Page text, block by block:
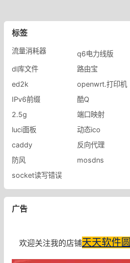
标签
流量消耗器 q6电力线版
dl库文件
路由宝
ed2k
openwrt.打印机
IPv6前缀
酷Q
2.5g
端口映射
luci面板
动态ico
caddy
反向代理
防风
mosdns
socket读写错误
广告
欢迎关注我的店铺天天软件圆